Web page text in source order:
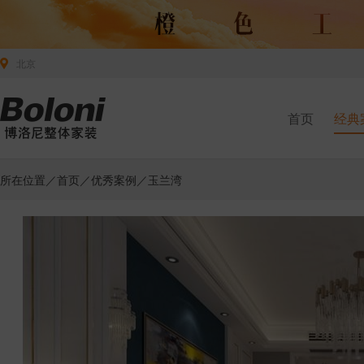
首页 经典
所在位置／首页 ／优秀案例 ／玉兰湾